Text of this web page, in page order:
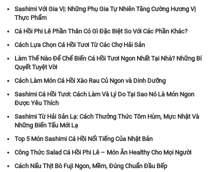
Sashimi Với Gia Vị: Những Phụ Gia Tự Nhiên Tăng Cường Hương Vị
Thực Phẩm
Cá Hồi Phi Lê Phần Thân Có Gì Đặc Biệt So Với Các Phần Khác?
Cách Lựa Chọn Cá Hồi Tươi Từ Các Chợ Hải Sản
Làm Thế Nào Để Chế Biến Cá Hồi Tươi Ngon Nhất Tại Nhà? Những Bí
Quyết Tuyệt Vời
Cách Làm Món Cá Hồi Xào Rau Củ Ngon và Dinh Dưỡng
Sashimi Cá Hồi Tươi: Cách Làm Và Lý Do Tại Sao Nó Là Món Ngon
Được Yêu Thích
Sashimi Từ Hải Sản Lạ: Cách Thưởng Thức Tôm Hùm, Mực Nhật Và
Những Biến Tấu Mới Lạ
Top 5 Món Sashimi Cá Hồi Nổi Tiếng Của Nhật Bản
Công Thức Salad Cá Hồi Phi Lê – Món Ăn Healthy Cho Mọi Người
Cách Nấu Thịt Bò Fuji Ngon, Mềm, Đúng Chuẩn Đầu Bếp